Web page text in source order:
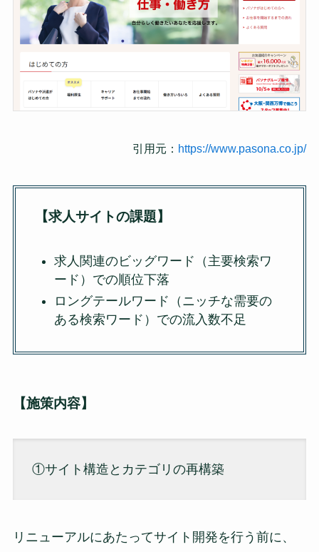
引用元： https://www.pasona.co.jp/
【求人サイトの課題】
求人関連のビッグワード（主要検索ワ
ード）での順位下落
ロングテールワード（ニッチな需要の
ある検索ワード）での流入数不足
【施策内容】
①サイト構造とカテゴリの再構築
リニューアルにあたってサイト開発を行う前に、